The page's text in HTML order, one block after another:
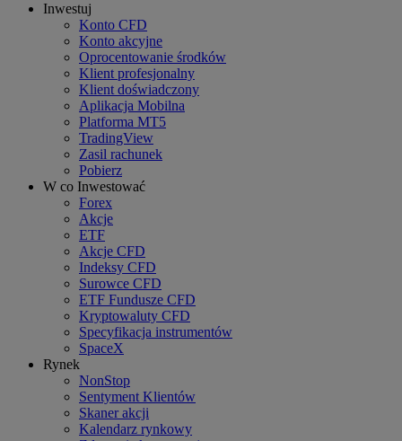
Inwestuj
Konto CFD
Konto akcyjne
Oprocentowanie środków
Klient profesjonalny
Klient doświadczony
Aplikacja Mobilna
Platforma MT5
TradingView
Zasil rachunek
Pobierz
W co Inwestować
Forex
Akcje
ETF
Akcje CFD
Indeksy CFD
Surowce CFD
ETF Fundusze CFD
Kryptowaluty CFD
Specyfikacja instrumentów
SpaceX
Rynek
NonStop
Sentyment Klientów
Skaner akcji
Kalendarz rynkowy